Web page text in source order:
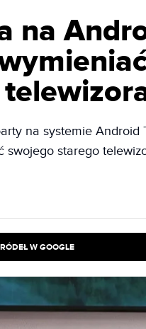
na
na systemie Android
swojego starego
W GOOGLE